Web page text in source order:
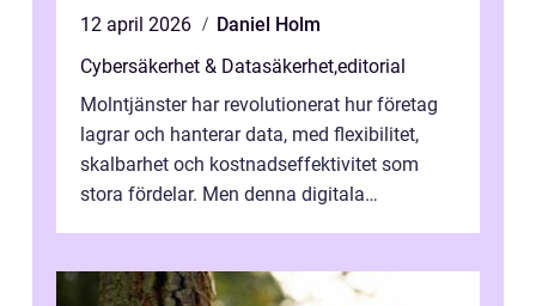
12 april 2026
Daniel Holm
Cybersäkerhet & Datasäkerhet,editorial
Molntjänster har revolutionerat hur företag
lagrar och hanterar data, med flexibilitet,
skalbarhet och kostnadseffektivitet som
stora fördelar. Men denna digitala